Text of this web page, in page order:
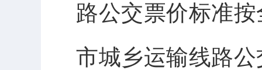
路公交票价标准
市城乡运输线路